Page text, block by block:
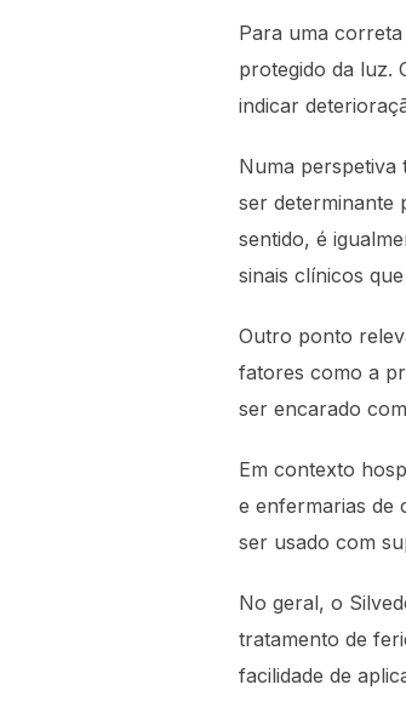
Para uma correta
protegido da luz.
indicar
Numa perspetiva
ser determinante
sentido, é
sinais clínicos
Outro ponto
fatores como a
ser encarado
Em contexto
e enfermarias de
ser usado com
No geral, o
tratamento de
facilidade de